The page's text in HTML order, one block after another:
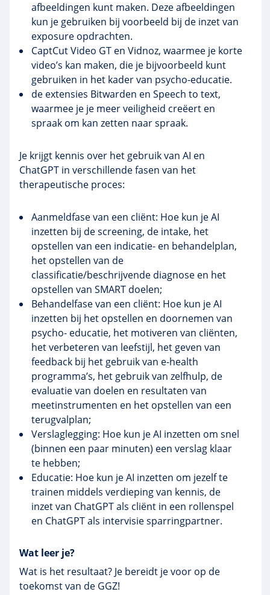
afbeeldingen kunt maken. Deze afbeeldingen
kun je gebruiken bij voorbeeld bij de inzet van
exposure opdrachten.
CaptCut Video GT en Vidnoz, waarmee je korte
video’s kan maken, die je bijvoorbeeld kunt
gebruiken in het kader van psycho-educatie.
de extensies Bitwarden en Speech to text,
waarmee je je meer veiligheid creëert en
spraak om kan zetten naar spraak.
Je krijgt kennis over het gebruik van AI en
ChatGPT in verschillende fasen van het
therapeutische proces:
Aanmeldfase van een cliënt: Hoe kun je AI
inzetten bij de screening, de intake, het
opstellen van een indicatie- en behandelplan,
het opstellen van de
classificatie/beschrijvende diagnose en het
opstellen van SMART doelen;
Behandelfase van een cliënt: Hoe kun je AI
inzetten bij het opstellen en doornemen van
psycho- educatie, het motiveren van cliënten,
het verbeteren van leefstijl, het geven van
feedback bij het gebruik van e-health
programma’s, het gebruik van zelfhulp, de
evaluatie van doelen en resultaten van
meetinstrumenten en het opstellen van een
terugvalplan;
Verslaglegging: Hoe kun je AI inzetten om snel
(binnen een paar minuten) een verslag klaar
te hebben;
Educatie: Hoe kun je AI inzetten om jezelf te
trainen middels verdieping van kennis, de
inzet van ChatGPT als cliënt in een rollenspel
en ChatGPT als intervisie sparringpartner.
Wat leer je?
Wat is het resultaat? Je bereidt je voor op de
toekomst van de GGZ!